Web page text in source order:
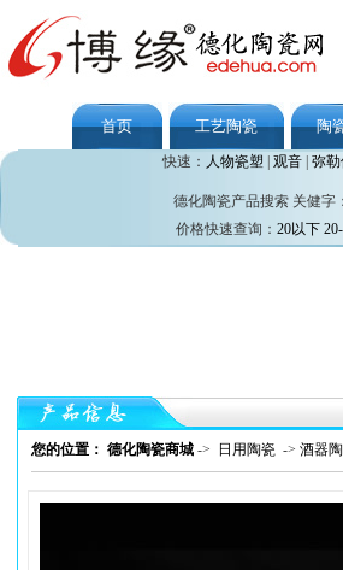
首页 工艺陶瓷 陶
快速： 人物瓷塑 观音| 弥勒
德化陶瓷产品搜索 关健字
价格快速查询： 20以下
您的位置： 德化陶瓷商城 -> 日用陶瓷 -> 酒器